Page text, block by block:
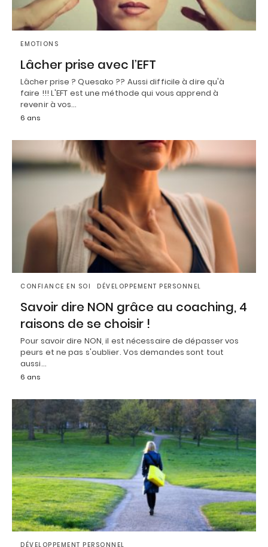
EMOTIONS
Lâcher prise avec l’EFT
Lâcher prise ? Quesako ?? Aussi difficile à dire qu'à
faire !!! L'EFT est une méthode qui vous apprend à
revenir à vos…
6 ans
CONFIANCE EN SOI DÉVELOPPEMENT PERSONNEL
Savoir dire NON grâce au coaching, 4
raisons de se choisir !
Pour savoir dire NON, il est nécessaire de dépasser vos
peurs et ne pas s'oublier. Vos demandes sont tout
aussi…
6 ans
DÉVELOPPEMENT PERSONNEL